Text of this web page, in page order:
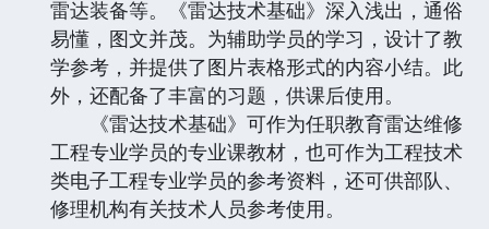
雷达装备等。《雷达技术基础》深入浅出，通俗
易懂，图文并茂。为辅助学员的学习，设计了教
学参考，并提供了图片表格形式的内容小结。此
外，还配备了丰富的习题，供课后使用。
《雷达技术基础》可作为任职教育雷达维修
工程专业学员的专业课教材，也可作为工程技术
类电子工程专业学员的参考资料，还可供部队、
修理机构有关技术人员参考使用。